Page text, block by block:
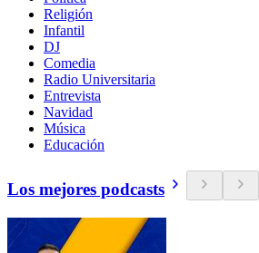
Religión
Infantil
DJ
Comedia
Radio Universitaria
Entrevista
Navidad
Música
Educación
Los mejores podcasts